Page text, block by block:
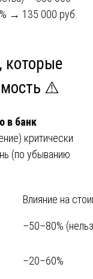
→ 135 000 руб.
которые
⚠️
в банк
критически
(по убыванию
Влияние на
–50–80%
–20–60%